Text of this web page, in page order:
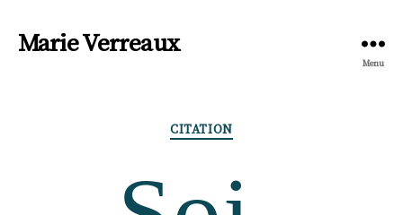
Marie Verreaux
Menu
Catégories
CITATION